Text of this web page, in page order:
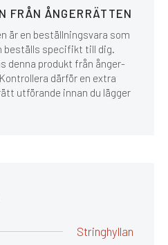
FRÅN ÅNGERRÄTTEN
är en beställningsvara som
beställs specifikt till dig.
denna produkt från ånger-
därför en extra
utförande innan du lägger
Stringhyllan